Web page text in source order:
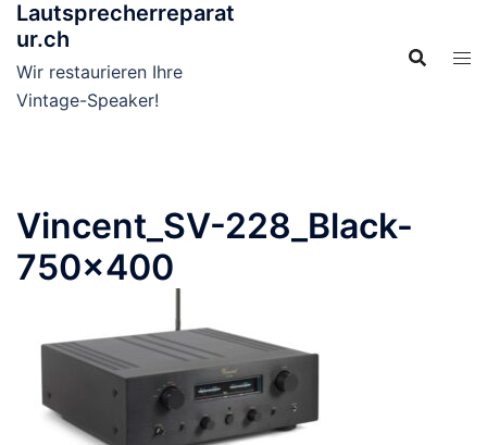
Skip
content
Lautsprecherreparat
ur.ch
Wir restaurieren Ihre
Vintage-Speaker!
Vincent_SV-228_Black-
750×400